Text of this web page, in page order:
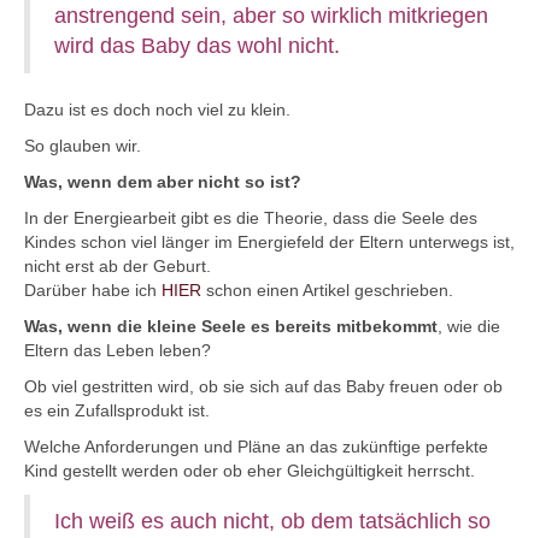
anstrengend sein, aber so wirklich mitkriegen
wird das Baby das wohl nicht.
Dazu ist es doch noch viel zu klein.
So glauben wir.
Was, wenn dem aber nicht so ist?
In der Energiearbeit gibt es die Theorie, dass die Seele des
Kindes schon viel länger im Energiefeld der Eltern unterwegs ist,
nicht erst ab der Geburt.
Darüber habe ich HIER schon einen Artikel geschrieben.
Was, wenn die kleine Seele es bereits mitbekommt , wie die
Eltern das Leben leben?
Ob viel gestritten wird, ob sie sich auf das Baby freuen oder ob
es ein Zufallsprodukt ist.
Welche Anforderungen und Pläne an das zukünftige perfekte
Kind gestellt werden oder ob eher Gleichgültigkeit herrscht.
Ich weiß es auch nicht, ob dem tatsächlich so